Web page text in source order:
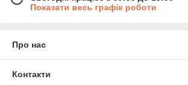
Показати весь графік роботи
Про нас
Контакти